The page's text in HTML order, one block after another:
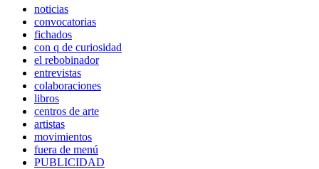
noticias
convocatorias
fichados
con q de curiosidad
el rebobinador
entrevistas
colaboraciones
libros
centros de arte
artistas
movimientos
fuera de menú
PUBLICIDAD